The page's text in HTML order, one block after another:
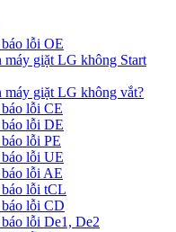
lỗi OE
máy giặt LG không Start
máy giặt LG không vắt?
lỗi CE
lỗi DE
lỗi PE
lỗi UE
lỗi AE
lỗi tCL
lỗi CD
lỗi De1, De2